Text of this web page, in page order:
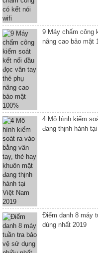
9 Máy chấm công
nâng cao bảo mật
4 Mô hình kiểm
đang thịnh hành
Điểm danh 8 máy
dùng nhất 2019